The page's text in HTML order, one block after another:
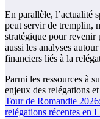
En parallèle, l’actualité
peut servir de tremplin,
stratégique pour revenir
aussi les analyses
financiers liés à la
Parmi les ressources à
enjeux des relégations
Tour de Romandie
relégations récentes en